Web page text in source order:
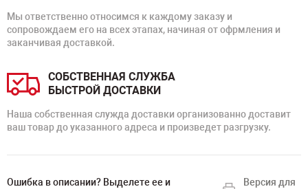
Мы ответственно относимся к каждому заказу и
сопровождаем его на всех этапах, начиная от офрмления и
заканчивая доставкой.
СОБСТВЕННАЯ СЛУЖБА
БЫСТРОЙ ДОСТАВКИ
Наша собственная служда доставки организованно доставит
ваш товар до указанного адреса и произведет разгрузку.
Ошибка в описании? Выделете ее и
Версия для